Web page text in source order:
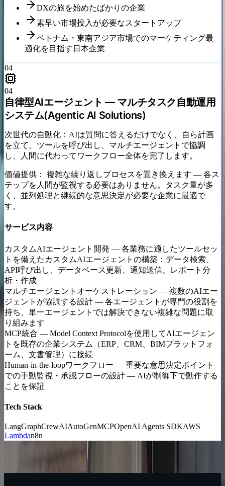
DXの旅を始めたばかりの企業
素早い市場投入が必要なスタートアップ
ベトナム・東南アジア市場でのマーケティング最
適化を目指す日本企業
04
04
自律型AIエージェント — マルチタスク自動運用
システム(Agentic AI Solutions)
次世代の自動化：AIは質問に答えるだけでなく、自ら計画
を立て、ツールを呼び出し、マルチエージェントで協調
し、人間に代わってワークフロー全体を完了します。
価値提供：
複雑な繰り返しプロセスを置き換えます — 各ス
テップを人間が監視する必要はありません。タスク量が多
く、並列処理と継続的な意思決定が必要な企業に最適で
す。
サービス内容
カスタムAIエージェント開発 — 各業務に適したツールセッ
トを備えたカスタムAIエージェントの構築：データ検索、
API呼び出し、データベース更新、通知送信、レポート分
析・作成
マルチエージェントオーケストレーション — 複数のAIエー
ジェントが協調する設計 — 各エージェントが専門の役割を
持ち、単一エージェントでは解決できない複雑な問題に取
り組みます
MCP統合 — Model Context Protocolを使用してAIエージェン
トを既存の企業システム（ERP、CRM、BIMプラットフォ
ーム、文書管理）に接続
Human-in-the-loopワークフロー — 重要な意思決定ポイント
での手動監視・承認フローの設計 — AIが制御下で動作する
ことを保証
Tech Stack
LangGraphCrewAIAutoGenMCPOpenAI Agents SDKAWS
Lambdan8n